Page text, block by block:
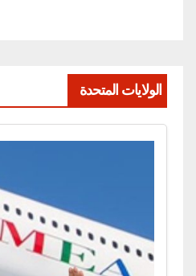
الولايات المتحدة